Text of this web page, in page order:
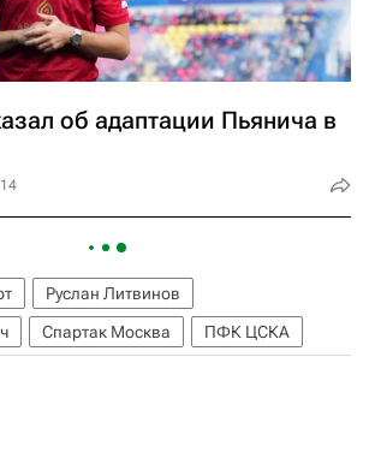
об адаптации Пьянича в
Руслан Литвинов
Спартак Москва ПФК ЦСКА